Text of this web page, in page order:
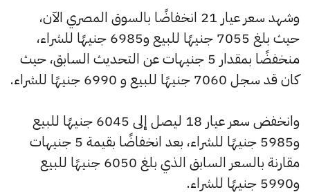
وشهد سعر عيار 21 انخفاضًا بالسوق المصري الآن،
حيث بلغ 7055 جنيهًا للبيع و6985 جنيهًا للشراء،
منخفضًا بمقدار 5 جنيهات عن التحديث السابق، حيث
كان قد سجل 7060 جنيهًا للبيع و 6990 جنيهًا للشراء.
وانخفض سعر عيار 18 ليصل إلى 6045 جنيهًا للبيع
و5985 جنيهًا للشراء، بعد انخفاضًا بقيمة 5 جنيهات
مقارنة بالسعر السابق الذي بلغ 6050 جنيهًا للبيع
و5990 جنيهًا للشراء.